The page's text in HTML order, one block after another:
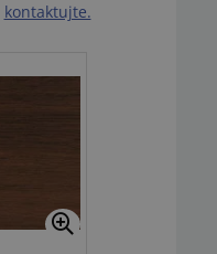
kontaktujte.